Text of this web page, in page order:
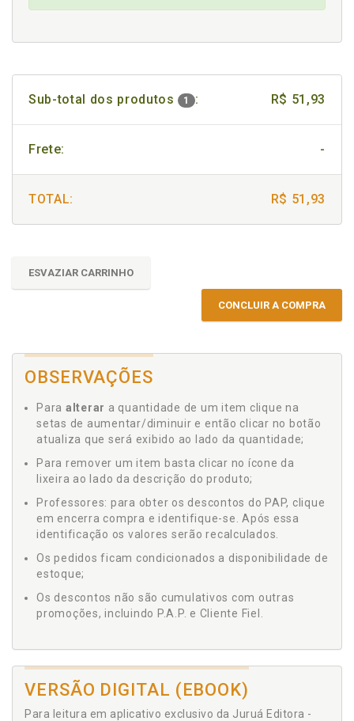
Sub-total dos produtos 1 : R$ 51,93
Frete: -
TOTAL: R$ 51,93
ESVAZIAR CARRINHO
CONCLUIR A COMPRA
OBSERVAÇÕES
Para alterar a quantidade de um item clique na
setas de aumentar/diminuir e então clicar no botão
atualiza que será exibido ao lado da quantidade;
Para remover um item basta clicar no ícone da
lixeira ao lado da descrição do produto;
Professores: para obter os descontos do PAP, clique
em encerra compra e identifique-se. Após essa
identificação os valores serão recalculados.
Os pedidos ficam condicionados a disponibilidade de
estoque;
Os descontos não são cumulativos com outras
promoções, incluindo P.A.P. e Cliente Fiel.
VERSÃO DIGITAL (EBOOK)
Para leitura em aplicativo exclusivo da Juruá Editora -